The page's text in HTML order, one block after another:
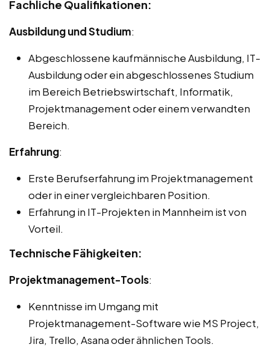
Fachliche Qualifikationen:
Ausbildung und Studium:
Abgeschlossene kaufmännische Ausbildung, IT-
Ausbildung oder ein abgeschlossenes Studium
im Bereich Betriebswirtschaft, Informatik,
Projektmanagement oder einem verwandten
Bereich.
Erfahrung:
Erste Berufserfahrung im Projektmanagement
oder in einer vergleichbaren Position.
Erfahrung in IT-Projekten in Mannheim ist von
Vorteil.
Technische Fähigkeiten:
Projektmanagement-Tools:
Kenntnisse im Umgang mit
Projektmanagement-Software wie MS Project,
Jira, Trello, Asana oder ähnlichen Tools.